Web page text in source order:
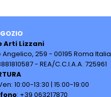
Arti Lizzani
Angelico, 259 -00195 Roma Italia
-REA/C.C.I.A.A. 725961
10:00-13:30 | 15:00-19:00
: +39 063217870